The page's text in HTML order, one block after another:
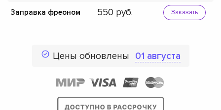
Заправка фреоном 550 Заказать
Цены обновлены 01 августа